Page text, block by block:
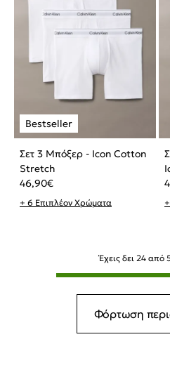
Σετ 3 Μπόξερ - Icon Cotton
Stretch
46,90€
+ 6 Επιπλέον Χρώματα
Έχεις δει 24 από
Φόρτωση